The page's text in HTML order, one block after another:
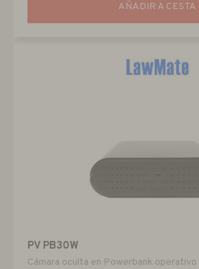
AÑADIR A CESTA
PV PB30W
Cámara oculta en Powerbank